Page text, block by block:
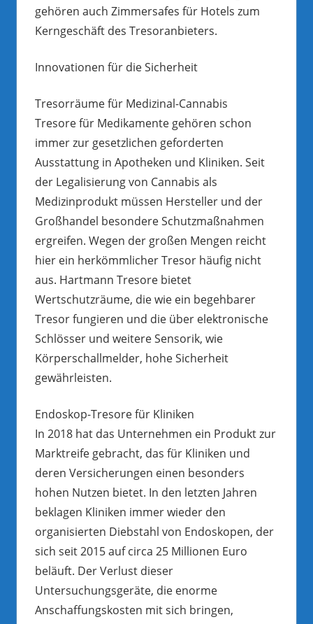
gehören auch Zimmersafes für Hotels zum
Kerngeschäft des Tresoranbieters.
Innovationen für die Sicherheit
Tresorräume für Medizinal-Cannabis
Tresore für Medikamente gehören schon
immer zur gesetzlichen geforderten
Ausstattung in Apotheken und Kliniken. Seit
der Legalisierung von Cannabis als
Medizinprodukt müssen Hersteller und der
Großhandel besondere Schutzmaßnahmen
ergreifen. Wegen der großen Mengen reicht
hier ein herkömmlicher Tresor häufig nicht
aus. Hartmann Tresore bietet
Wertschutzräume, die wie ein begehbarer
Tresor fungieren und die über elektronische
Schlösser und weitere Sensorik, wie
Körperschallmelder, hohe Sicherheit
gewährleisten.
Endoskop-Tresore für Kliniken
In 2018 hat das Unternehmen ein Produkt zur
Marktreife gebracht, das für Kliniken und
deren Versicherungen einen besonders
hohen Nutzen bietet. In den letzten Jahren
beklagen Kliniken immer wieder den
organisierten Diebstahl von Endoskopen, der
sich seit 2015 auf circa 25 Millionen Euro
beläuft. Der Verlust dieser
Untersuchungsgeräte, die enorme
Anschaffungskosten mit sich bringen,